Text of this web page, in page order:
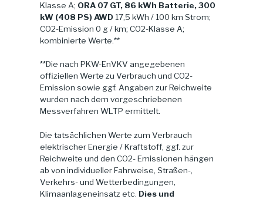
Klasse A; ORA 07 GT, 86 kWh Batterie, 300
kW (408 PS) AWD 17,5 kWh / 100 km Strom;
CO2-Emission 0 g / km; CO2-Klasse A;
kombinierte Werte.**
**Die nach PKW-EnVKV angegebenen
offiziellen Werte zu Verbrauch und CO2-
Emission sowie ggf. Angaben zur Reichweite
wurden nach dem vorgeschriebenen
Messverfahren WLTP ermittelt.
Die tatsächlichen Werte zum Verbrauch
elektrischer Energie / Kraftstoff, ggf. zur
Reichweite und den CO2- Emissionen hängen
ab von individueller Fahrweise, Straßen-,
Verkehrs- und Wetterbedingungen,
Klimaanlageneinsatz etc. Dies und